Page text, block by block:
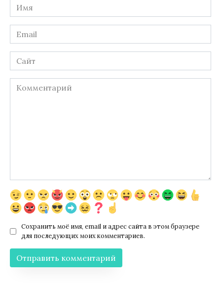
Имя
*
Email
*
Сайт
Комментарий
Сохранить моё имя, email и адрес сайта в этом браузере
для последующих моих комментариев.